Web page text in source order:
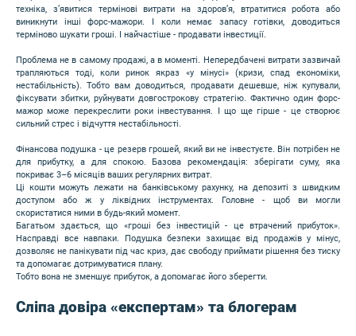
техніка, з’явитися термінові витрати на здоров’я, втратитися робота або
виникнути інші форс-мажори. І коли немає запасу готівки, доводиться
терміново шукати гроші. І найчастіше - продавати інвестиції.
Проблема не в самому продажі, а в моменті. Непередбачені витрати зазвичай
трапляються тоді, коли ринок якраз «у мінусі» (кризи, спад економіки,
нестабільність). Тобто вам доводиться, продавати дешевше, ніж купували,
фіксувати збитки, руйнувати довгострокову стратегію. Фактично один форс-
мажор може перекреслити роки інвестування. І що ще гірше - це створює
сильний стрес і відчуття нестабільності.
Фінансова подушка - це резерв грошей, який ви не інвестуєте. Він потрібен не
для прибутку, а для спокою. Базова рекомендація: зберігати суму, яка
покриває 3–6 місяців ваших регулярних витрат.
Ці кошти можуть лежати на банківському рахунку, на депозиті з швидким
доступом або ж у ліквідних інструментах. Головне - щоб ви могли
скористатися ними в будь-який момент.
Багатьом здається, що «гроші без інвестицій - це втрачений прибуток».
Насправді все навпаки. Подушка безпеки захищає від продажів у мінус,
дозволяє не панікувати під час криз, дає свободу приймати рішення без тиску
та допомагає дотримуватися плану.
Тобто вона не зменшує прибуток, а допомагає його зберегти.
Сліпа довіра «експертам» та блогерам